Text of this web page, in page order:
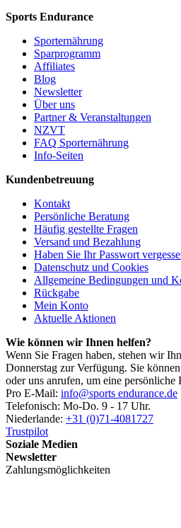
Sports Endurance
Sporternährung
Sparprogramm
Affiliates
Blog
Newsletter
Über uns
Partner & Veranstaltungen
NZVT
FAQ Sporternährung
Info-Seiten
Kundenbetreuung
Kontakt
Persönliche Beratung
Häufig gestellte Fragen
Versand und Bezahlung
Haben Sie Ihr Passwort
Datenschutz und Cookies
Allgemeine Bedingungen und
Rückgabe
Mein Konto
Aktuelle Aktionen
Wie können wir Ihnen helfen?
Wenn Sie Fragen haben, stehen wir
Donnerstag zur Verfügung. Sie
oder uns anrufen, um eine persönliche
Pro E-Mail: info@sports endurance.de
Telefonisch: Mo-Do. 9 - 17 Uhr.
Niederlande: +31 (0)71-4081727
Trustpilot
Soziale Medien
Newsletter
Zahlungsmöglichkeiten